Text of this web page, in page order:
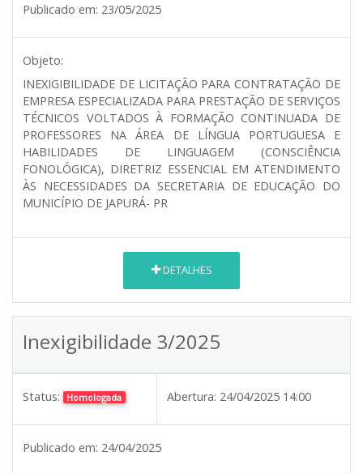
Publicado em: 23/05/2025
Objeto:
INEXIGIBILIDADE DE LICITAÇÃO PARA CONTRATAÇÃO DE
EMPRESA ESPECIALIZADA PARA PRESTAÇÃO DE SERVIÇOS
TÉCNICOS VOLTADOS À FORMAÇÃO CONTINUADA DE
PROFESSORES NA ÁREA DE LÍNGUA PORTUGUESA E
HABILIDADES DE LINGUAGEM (CONSCIÊNCIA
FONOLÓGICA), DIRETRIZ ESSENCIAL EM ATENDIMENTO
ÀS NECESSIDADES DA SECRETARIA DE EDUCAÇÃO DO
MUNICÍPIO DE JAPURÁ- PR
DETALHES
Inexigibilidade 3/2025
Status: Homologada Abertura: 24/04/2025 14:00
Publicado em: 24/04/2025